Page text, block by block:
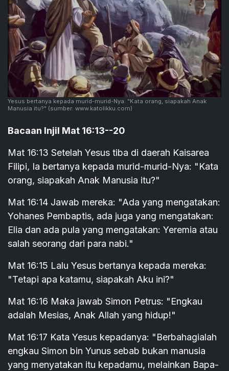
Yesus bertanya kepada murid-murid-Nya: "Kata orang, siapakah Anak
Manusia itu?" (sumber: www.katolikku.com)
Bacaan Injil Mat 16:13--20
Mat 16:13 Setelah Yesus tiba di daerah Kaisarea
Filipi, Ia bertanya kepada murid-murid-Nya: "Kata
orang, siapakah Anak Manusia itu?"
Mat 16:14 Jawab mereka: "Ada yang mengatakan:
Yohanes Pembaptis, ada juga yang mengatakan:
Elia dan ada pula yang mengatakan: Yeremia atau
salah seorang dari para nabi."
Mat 16:15 Lalu Yesus bertanya kepada mereka:
"Tetapi apa katamu, siapakah Aku ini?"
Mat 16:16 Maka jawab Simon Petrus: "Engkau
adalah Mesias, Anak Allah yang hidup!"
Mat 16:17 Kata Yesus kepadanya: "Berbahagialah
engkau Simon bin Yunus sebab bukan manusia
yang menyatakan itu kepadamu, melainkan Bapa-